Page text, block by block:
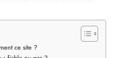
ce site ?